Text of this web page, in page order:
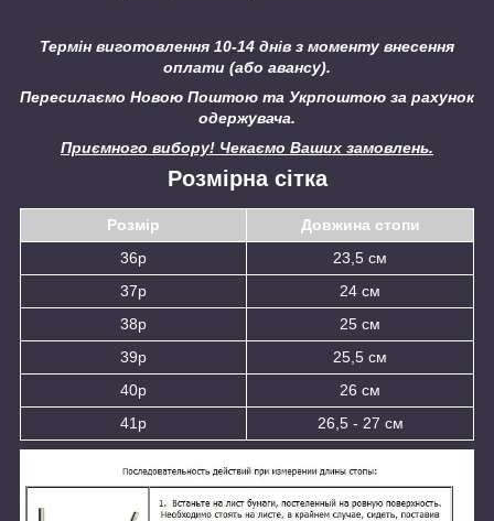
Термін виготовлення 10-14 днів з моменту внесення
оплати (або авансу).
Пересилаємо Новою Поштою та Укрпоштою за рахунок
одержувача.
Приємного вибору! Чекаємо Ваших замовлень.
Розмірна сітка
Розмір
Довжина стопи
36р
23,5 см
37р
24 см
38р
25 см
39р
25,5 см
40р
26 см
41р
26,5 - 27 см